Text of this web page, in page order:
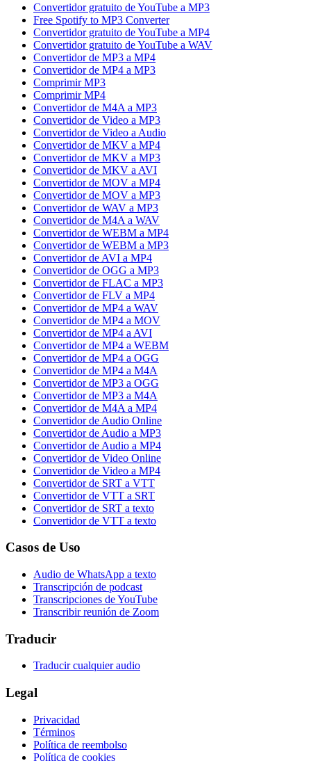
Convertidor gratuito de YouTube a MP3
Free Spotify to MP3 Converter
Convertidor gratuito de YouTube a MP4
Convertidor gratuito de YouTube a WAV
Convertidor de MP3 a MP4
Convertidor de MP4 a MP3
Comprimir MP3
Comprimir MP4
Convertidor de M4A a MP3
Convertidor de Video a MP3
Convertidor de Video a Audio
Convertidor de MKV a MP4
Convertidor de MKV a MP3
Convertidor de MKV a AVI
Convertidor de MOV a MP4
Convertidor de MOV a MP3
Convertidor de WAV a MP3
Convertidor de M4A a WAV
Convertidor de WEBM a MP4
Convertidor de WEBM a MP3
Convertidor de AVI a MP4
Convertidor de OGG a MP3
Convertidor de FLAC a MP3
Convertidor de FLV a MP4
Convertidor de MP4 a WAV
Convertidor de MP4 a MOV
Convertidor de MP4 a AVI
Convertidor de MP4 a WEBM
Convertidor de MP4 a OGG
Convertidor de MP4 a M4A
Convertidor de MP3 a OGG
Convertidor de MP3 a M4A
Convertidor de M4A a MP4
Convertidor de Audio Online
Convertidor de Audio a MP3
Convertidor de Audio a MP4
Convertidor de Video Online
Convertidor de Video a MP4
Convertidor de SRT a VTT
Convertidor de VTT a SRT
Convertidor de SRT a texto
Convertidor de VTT a texto
Casos de Uso
Audio de WhatsApp a texto
Transcripción de podcast
Transcripciones de YouTube
Transcribir reunión de Zoom
Traducir
Traducir cualquier audio
Legal
Privacidad
Términos
Política de reembolso
Política de cookies